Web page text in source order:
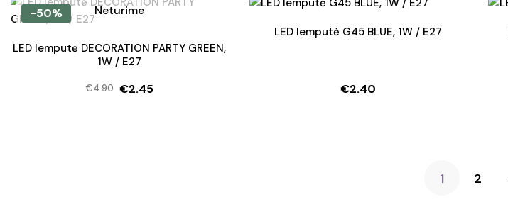
was:
€29.50.
is:
€17.70.
-50% Neturime
LED lemputė DECORATION PARTY GREEN,
1W / E27
€4.90
Original
€2.45
Current
LED lemputė G45 BLUE, 1W / E27
€2.40
1 2